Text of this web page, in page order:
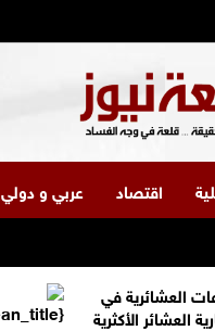
اقتصاد عربي و دولي
العشائرية في
العشائر الأكثرية